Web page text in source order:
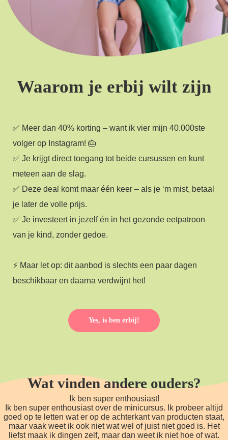
Waarom je erbij wilt zijn
✅ Meer dan 40% korting – want ik vier mijn 40.000ste
volger op Instagram! 🎂
✅ Je krijgt direct toegang tot beide cursussen en kunt
meteen aan de slag.
✅ Deze deal komt maar één keer – als je ‘m mist, betaal
je later de volle prijs.
✅ Je investeert in jezelf én in het gezonde eetpatroon
van je kind, zonder gedoe.
⚡ Maar let op: dit aanbod is slechts een paar dagen
beschikbaar en daarna verdwijnt het!
Yes, is ben erbij!
Wat vinden andere ouders?
Ik ben super enthousiast!
Ik ben super enthousiast over de minicursus. Ik probeer altijd
goed op te letten wat er op de achterkant van producten staat,
maar vaak weet ik ook niet wat wel of juist niet goed is. Het
liefst maak ik dingen zelf, maar dan weet ik niet hoe of wat.